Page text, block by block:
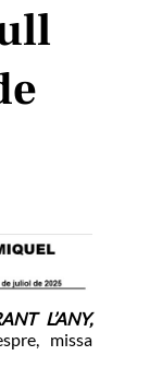
L’ANY,
missa